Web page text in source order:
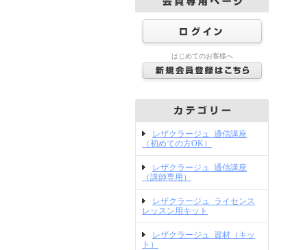
はじめてのお客様へ
レザクラージュ_通信講座
（初めての方OK）
レザクラージュ_通信講座
（講師専用）
レザクラージュ_ライセンス
レッスン用キット
レザクラージュ_資材（キッ
ト）